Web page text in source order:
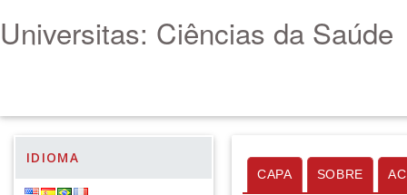
Universitas: Ciências da Saúde
IDIOMA
CAPA SOBRE